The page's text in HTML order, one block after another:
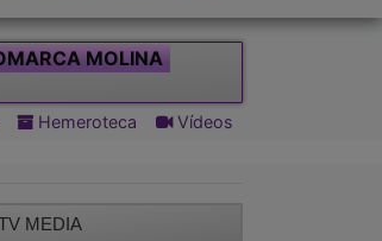
Hemeroteca Vídeos
MEDIA